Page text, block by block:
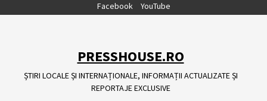
Facebook YouTube
PRESSHOUSE.RO
ȘTIRI LOCALE ȘI INTERNAȚIONALE, INFORMAȚII ACTUALIZATE ȘI
REPORTAJE EXCLUSIVE